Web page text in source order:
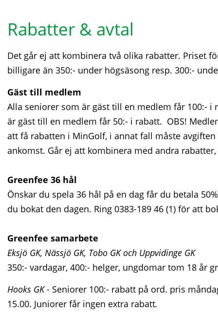
Rabatter & avtal
Det går ej att kombinera två olika rabatter. Priset
billigare än 350:- under högsäsong resp. 300:-
Gäst till medlem
Alla seniorer som är gäst till en medlem får 100:-
är gäst till en medlem får 50:- i rabatt. OBS!
att få rabatten i MinGolf, i annat fall måste
ankomst. Går ej att kombinera med andra
Greenfee 36 hål
Önskar du spela 36 hål på en dag får du betala
du bokat den dagen. Ring 0383-189 46 (1) för att
Greenfee samarbete
Eksjö GK, Nässjö GK, Tobo GK och Uppvidinge GK
350:- vardagar, 400:- helger, ungdomar tom 18 år
Hooks GK- Seniorer 100:- rabatt på ord. pris
15.00. Juniorer får ingen extra rabatt.